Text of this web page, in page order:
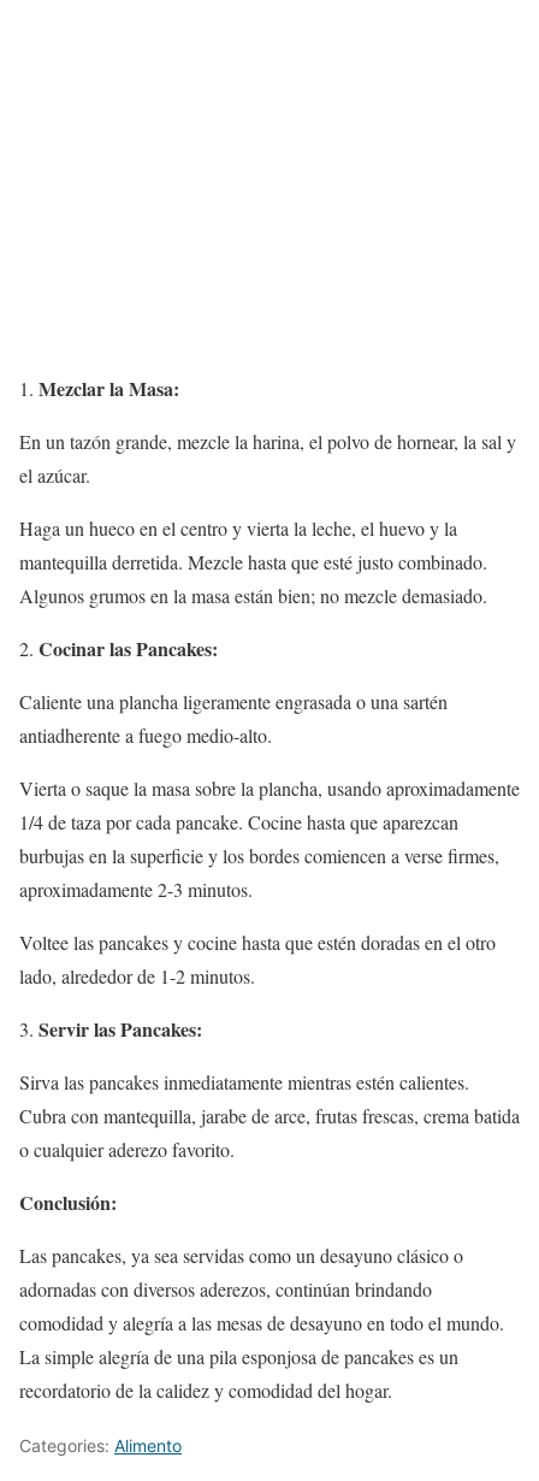
Mezclar la Masa:
En un tazón grande, mezcle la harina, el polvo de hornear, la sal y
el azúcar.
Haga un hueco en el centro y vierta la leche, el huevo y la
mantequilla derretida. Mezcle hasta que esté justo combinado.
Algunos grumos en la masa están bien; no mezcle demasiado.
Cocinar las Pancakes:
Caliente una plancha ligeramente engrasada o una sartén
antiadherente a fuego medio-alto.
Vierta o saque la masa sobre la plancha, usando aproximadamente
1/4 de taza por cada pancake. Cocine hasta que aparezcan
burbujas en la superficie y los bordes comiencen a verse firmes,
aproximadamente 2-3 minutos.
Voltee las pancakes y cocine hasta que estén doradas en el otro
lado, alrededor de 1-2 minutos.
Servir las Pancakes:
Sirva las pancakes inmediatamente mientras estén calientes.
Cubra con mantequilla, jarabe de arce, frutas frescas, crema batida
o cualquier aderezo favorito.
Conclusión:
Las pancakes, ya sea servidas como un desayuno clásico o
adornadas con diversos aderezos, continúan brindando
comodidad y alegría a las mesas de desayuno en todo el mundo.
La simple alegría de una pila esponjosa de pancakes es un
recordatorio de la calidez y comodidad del hogar.
Categories: Alimento